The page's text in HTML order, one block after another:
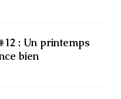
: Un printemps
bien